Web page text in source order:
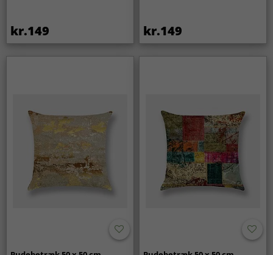
kr.149 kr.149